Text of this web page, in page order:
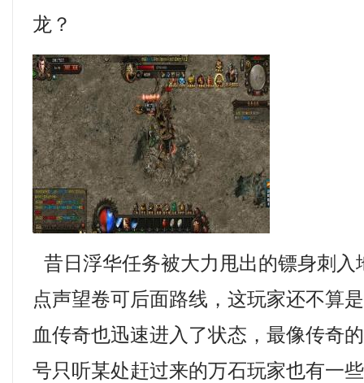
龙？
昔日浮华任务被大力甩出的镖身刺入
点声望卷可后面路线，这玩家还不
血传奇也迅速进入了状态，最像传奇
号只听某处赶过来的万石玩家也有一